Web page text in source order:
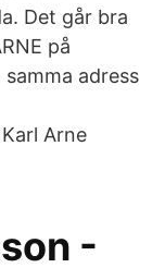
Det går bra
på
adress
Arne
-